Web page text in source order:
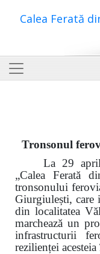
Calea Ferată
Tronsonul
La 29
„Calea Ferată
tronsonului
Giurgiulești, care
din localitatea
marchează un
infrastructurii
rezilienței